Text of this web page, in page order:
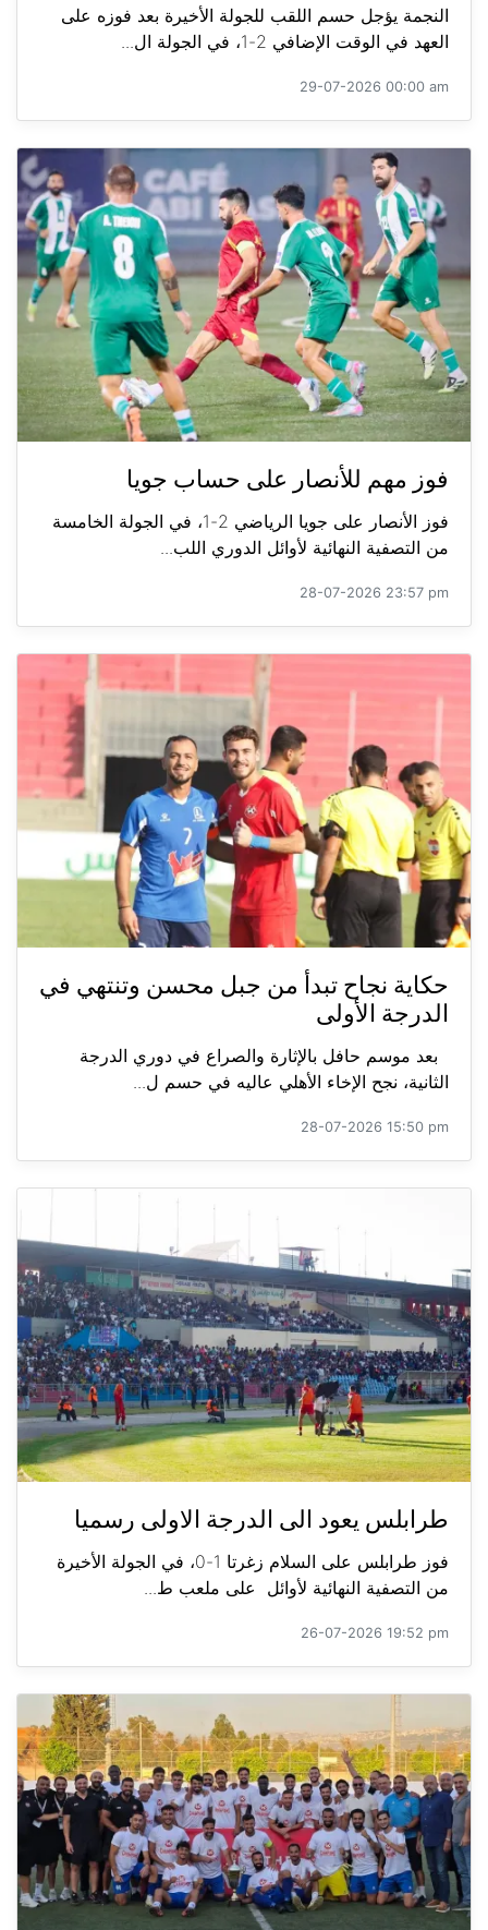
النجمة يؤجل حسم اللقب للجولة الأخيرة بعد فوزه على
العهد في الوقت الإضافي 2-1، في الجولة ال...
29-07-2026 00:00 am
فوز مهم للأنصار على حساب جويا
فوز الأنصار على جويا الرياضي 2-1، في الجولة الخامسة
من التصفية النهائية لأوائل الدوري اللب...
28-07-2026 23:57 pm
حكاية نجاح تبدأ من جبل محسن وتنتهي في
الدرجة الأولى
بعد موسم حافل بالإثارة والصراع في دوري الدرجة
الثانية، نجح الإخاء الأهلي عاليه في حسم ل...
28-07-2026 15:50 pm
طرابلس يعود الى الدرجة الاولى رسميا
فوز طرابلس على السلام زغرتا 1-0، في الجولة الأخيرة
من التصفية النهائية لأوائل على ملعب ط...
26-07-2026 19:52 pm